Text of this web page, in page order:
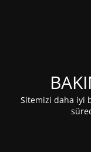
Sitemizi daha iyi